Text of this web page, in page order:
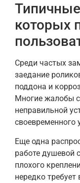
которых
Среди частых
заедание
поддона и
Многие жалобы
неправильной
своевременного
Еще одна
работе душевой
плохого
нередко